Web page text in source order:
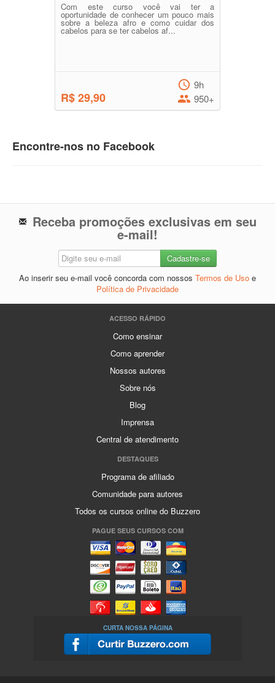
Com este curso você vai ter a
oportunidade de conhecer um pouco mais
sobre a beleza afro e como cuidar dos
cabelos para se ter cabelos af...
R$ 29,90
9h
950+
Encontre-nos no Facebook
Receba promoções exclusivas em seu
e-mail!
Ao inserir seu e-mail você concorda com nossos Termos de Uso e
Política de Privacidade
ACESSO RÁPIDO
Como ensinar
Como aprender
Nossos autores
Sobre nós
Blog
Imprensa
Central de atendimento
DESTAQUES
Programa de afiliado
Comunidade para autores
Todos os cursos online do Buzzero
PAGUE SEUS CURSOS COM
CURTA NOSSA PÁGINA